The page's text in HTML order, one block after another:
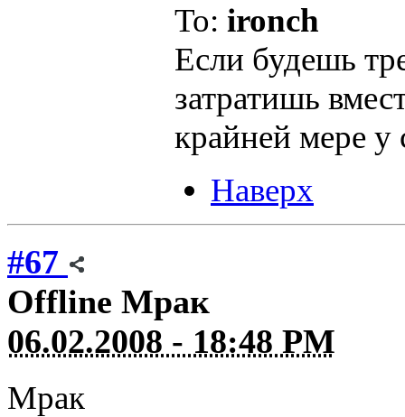
To: ironch
Если будешь
затратишь
крайней мере у
Наверх
#67
Offline Мрак
06.02.2008 - 18:48 PM
Мрак